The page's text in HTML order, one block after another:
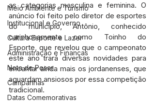
Meio Ambiente e Turismo
Institucional e Governo
Cultura Esporte e Lazer
Administração e Finanças
Nota de Pesar
Campanhas
Datas Comemorativas
as categorias masculina e feminina. O
anúncio foi feito pelo diretor de esportes
do município, Antônio, conhecido
carinhosamente como Toinho do
Esporte, que revelou que o campeonato
este ano trará diversas novidades para
encantar ainda mais os jordanenses, que
aguardam ansiosos por essa competição
tradicional.